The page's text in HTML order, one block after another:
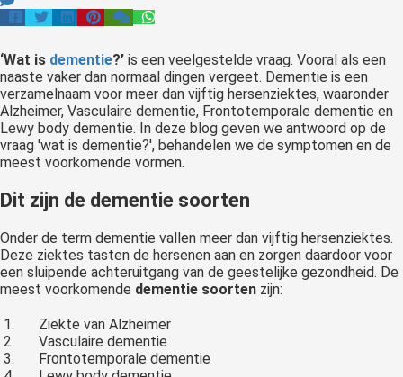
‘Wat is dementie?’ is een veelgestelde vraag. Vooral als een
naaste vaker dan normaal dingen vergeet. Dementie is een
verzamelnaam voor meer dan vijftig hersenziektes, waaronder
Alzheimer, Vasculaire dementie, Frontotemporale dementie en
Lewy body dementie. In deze blog geven we antwoord op de
vraag 'wat is dementie?', behandelen we de symptomen en de
meest voorkomende vormen.
Dit zijn de dementie soorten
Onder de term dementie vallen meer dan vijftig hersenziektes.
Deze ziektes tasten de hersenen aan en zorgen daardoor voor
een sluipende achteruitgang van de geestelijke gezondheid. De
meest voorkomende dementie soorten zijn:
Ziekte van Alzheimer
Vasculaire dementie
Frontotemporale dementie